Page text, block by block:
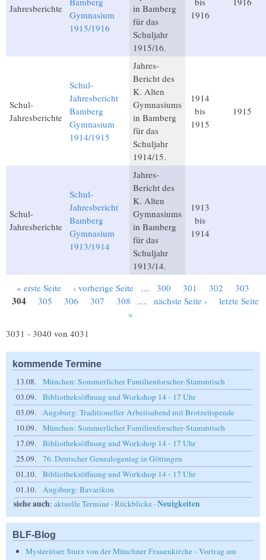
Jahresberichte
Gymnasium
1915/1916
in Bamberg
für das
Schuljahr
1915/16.
1916
Schul-
Jahresberichte
Schul-
Jahresbericht
Bamberg
Gymnasium
1914/1915
Jahres-
Bericht des
K. Alten
Gymnasiums
in Bamberg
für das
Schuljahr
1914/15.
1914
bis
1915
1915
Schul-
Jahresberichte
Schul-
Jahresbericht
Bamberg
Gymnasium
1913/1914
Jahres-
Bericht des
K. Alten
Gymnasiums
in Bamberg
für das
Schuljahr
1913/14.
1913
bis
1914
Seiten
« erste Seite ‹ vorherige Seite … 300 301 302 303
304 305 306 307 308 … nächste Seite ›
letzte Seite
»
3031 - 3040 von 4031
kommende Termine
13.08.
München: Sommerlicher Familienforscher-Stammtisch
03.09.
Bibliotheksöffnung und Workshop 14 - 17 Uhr
03.09.
Augsburg: Traditioneller Arbeitsabend mit Brotzeitspende
10.09.
München: Sommerlicher Familienforscher-Stammtisch
17.09.
Bibliotheksöffnung und Workshop 14 - 17 Uhr
25.09.
76. Deutscher Genealogentag in Göttingen
01.10.
Bibliotheksöffnung und Workshop 14 - 17 Uhr
01.10.
Augsburg: Bavarikon
siehe auch: aktuelle Termine ·Rückblicke ·Neuigkeiten
BLF-Blog
Mysteriöser Sturz von der Münchner Frauenkirche - Vortrag am